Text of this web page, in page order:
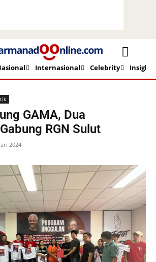
Internasional Celebrity Insight
GAMA, Dua
RGN Sulut
2024